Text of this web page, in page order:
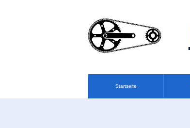
Startseite